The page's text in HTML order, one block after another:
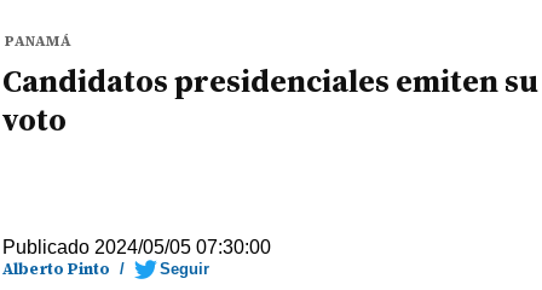
PANAMÁ
Candidatos presidenciales emiten su
voto
Publicado 2024/05/05 07:30:00
Alberto Pinto / Seguir